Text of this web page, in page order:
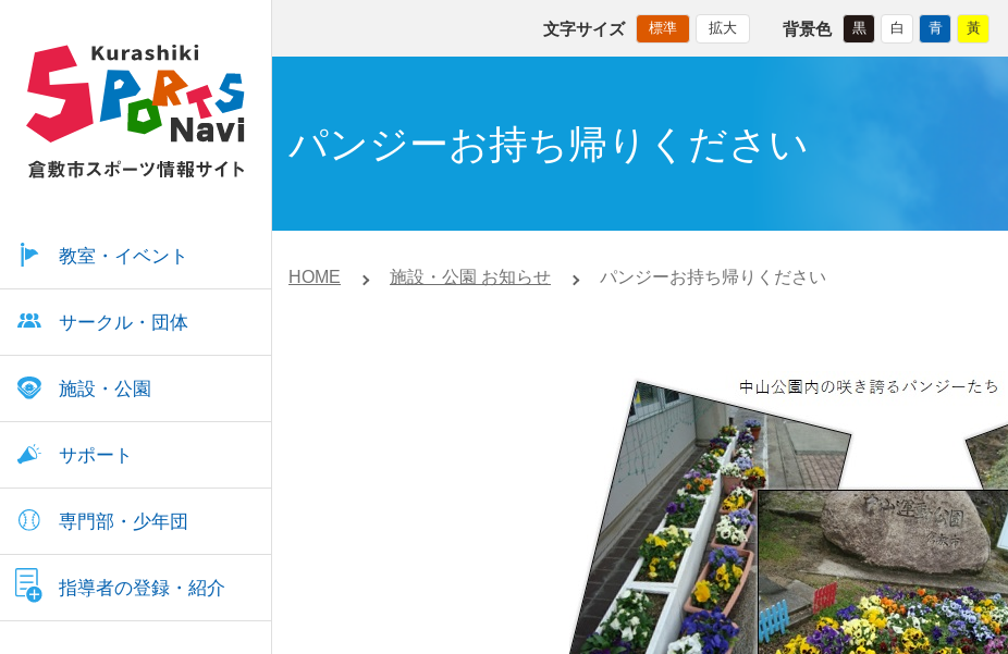
教室・イベント
サークル・団体
施設・公園
サポート
専門部・少年団
指導者の登録・紹介
文字サイズ 標準 拡大 背景色 黒 白 青 黃
パンジーお持ち帰りください
HOME 施設・公園 お知らせ パンジーお持ち帰りください